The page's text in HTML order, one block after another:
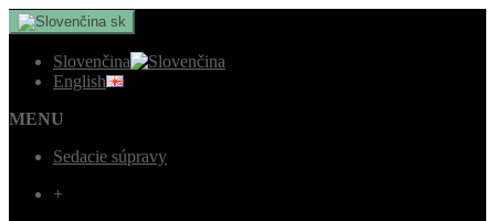
sk
Slovenčina
English
MENU
Sedacie súpravy
+